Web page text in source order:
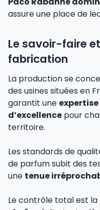
assure une place de
Le savoir-faire
fabrication
La production se
des usines situées en
garantit une
d’excellence pour
territoire.
Les standards de
de parfum subit des
une tenue
Le contrôle total est